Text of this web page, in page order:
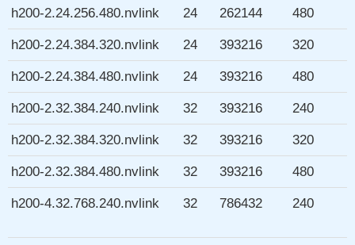
h200-2.24.256.480.nvlink 24 262144 480
h200-2.24.384.320.nvlink 24 393216 320
h200-2.24.384.480.nvlink 24 393216 480
h200-2.32.384.240.nvlink 32 393216 240
h200-2.32.384.320.nvlink 32 393216 320
h200-2.32.384.480.nvlink 32 393216 480
h200-4.32.768.240.nvlink 32 786432 240